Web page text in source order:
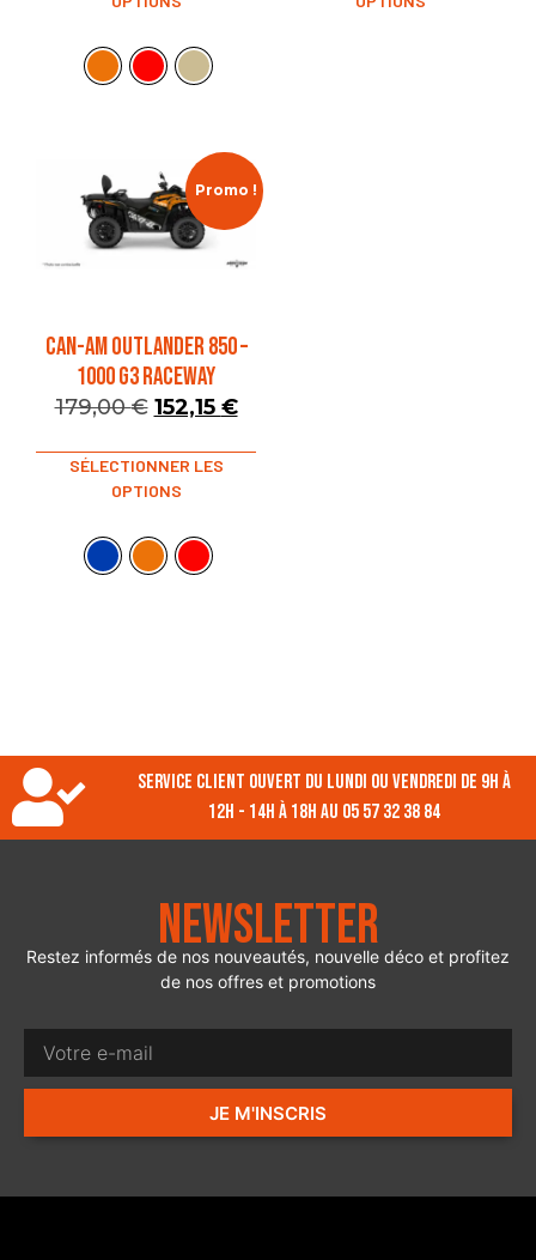
Promo !
CAN-AM OUTLANDER 850 –
1000 G3 RACEWAY
179,00€ 152,15 €
SÉLECTIONNER LES
OPTIONS
Service client ouvert du lundi ou vendredi de 9h à
12h - 14h à 18h au 05 57 32 38 84
Newsletter
Restez informés de nos nouveautés, nouvelle déco et profitez
de nos offres et promotions
JE M'INSCRIS